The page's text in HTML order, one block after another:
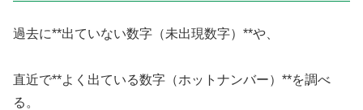
過去に**出ていない数字（未出現数字）**や、
直近で**よく出ている数字（ホットナンバー）**を調べ
る。